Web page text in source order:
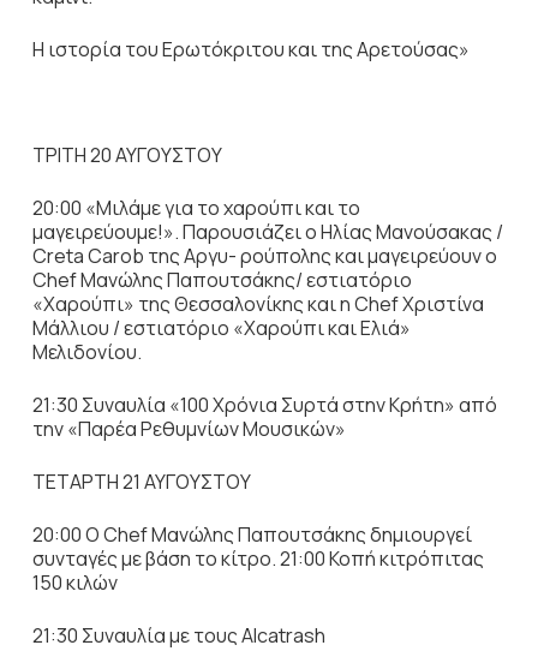
Η ιστορία του Ερωτόκριτου και της Αρετούσας»
ΤΡΙΤΗ 20 ΑΥΓΟΥΣΤΟΥ
20:00 «Μιλάμε για το χαρούπι και το
μαγειρεύουμε!». Παρουσιάζει ο Ηλίας Μανούσακας /
Creta Carob της Αργυ- ρούπολης και μαγειρεύουν ο
Chef Μανώλης Παπουτσάκης/ εστιατόριο
«Χαρούπι» της Θεσσαλονίκης και η Chef Χριστίνα
Μάλλιου / εστιατόριο «Χαρούπι και Ελιά»
Μελιδονίου.
21:30 Συναυλία «100 Χρόνια Συρτά στην Κρήτη» από
την «Παρέα Ρεθυμνίων Μουσικών»
ΤΕΤΑΡΤΗ 21 ΑΥΓΟΥΣΤΟΥ
20:00 Ο Chef Μανώλης Παπουτσάκης δημιουργεί
συνταγές με βάση το κίτρο. 21:00 Κοπή κιτρόπιτας
150 κιλών
21:30 Συναυλία με τους Alcatrash